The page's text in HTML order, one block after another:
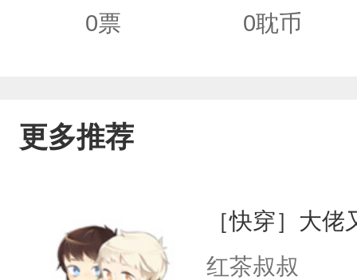
0票 0耽币
更多推荐
［快穿］大
红茶叔叔